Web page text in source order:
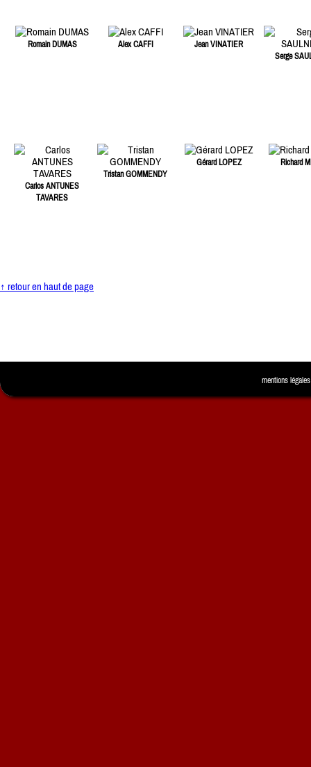
Romain DUMAS Alex CAFFI
Jean VINATIER
Serge
Carlos ANTUNES
TAVARES
Tristan GOMMENDY
Gérard LOPEZ Richard
↑ retour en haut de page
mentions légales